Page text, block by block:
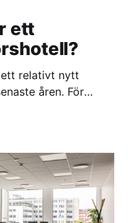
ett
relativt nytt
åren. För
för